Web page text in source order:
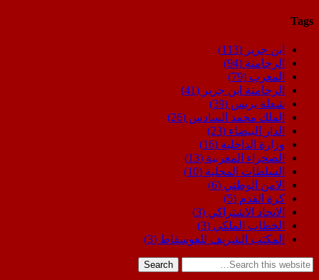
Tags
ابن جرير (113)
الرحامنة (94)
المغرب (79)
الرحامنة ابن جرير (41)
شعلة بريس (39)
الملك محمد السادس (26)
الدار البيضاء (23)
وزارة الداخلية (16)
الصحراء المغربية (13)
السلطات المحلية (10)
الامن الوطني (6)
كرة القدم (5)
الاتحاد الاشتراكي (3)
الخطاب الملكي (3)
المكتب الشريف للفوسفاط (3)
Search